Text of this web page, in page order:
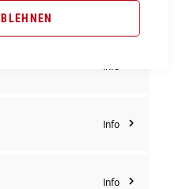
Info
Info